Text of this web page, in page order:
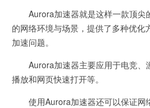
Aurora加速器就是这样一款顶尖
的网络环境与场景，提供了多种优化
加速问题。
Aurora加速器主要应用于电竞、
播放和网页快速打开等。
使用Aurora加速器还可以保证网